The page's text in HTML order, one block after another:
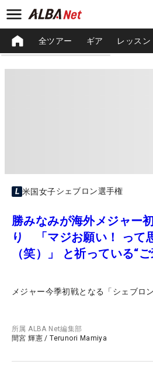
全ツアー ギア レッスン
米国女子シェブロン選手権
勝みなみが海外メジャー
り 「マジお願い！ って
（笑）」 と祈っている“
メジャー今季初戦となる「シェブロ
所属ALBA Net編集部
間宮 輝憲 /Terunori Mamiya